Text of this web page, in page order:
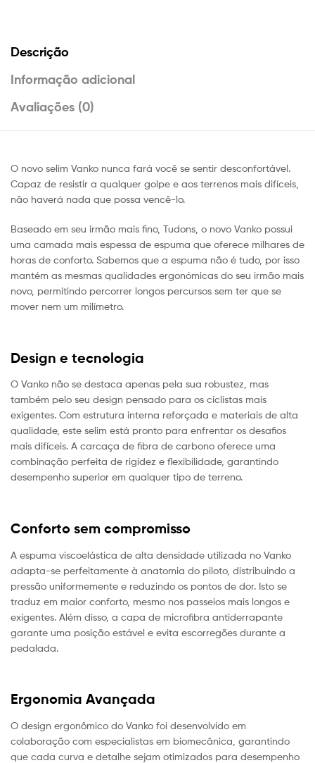
k
p
Descrição
Informação adicional
Avaliações (0)
O novo selim Vanko nunca fará você se sentir desconfortável.
Capaz de resistir a qualquer golpe e aos terrenos mais difíceis,
não haverá nada que possa vencê-lo.
Baseado em seu irmão mais fino, Tudons, o novo Vanko possui
uma camada mais espessa de espuma que oferece milhares de
horas de conforto. Sabemos que a espuma não é tudo, por isso
mantém as mesmas qualidades ergonómicas do seu irmão mais
novo, permitindo percorrer longos percursos sem ter que se
mover nem um milímetro.
Design e tecnologia
O Vanko não se destaca apenas pela sua robustez, mas
também pelo seu design pensado para os ciclistas mais
exigentes. Com estrutura interna reforçada e materiais de alta
qualidade, este selim está pronto para enfrentar os desafios
mais difíceis. A carcaça de fibra de carbono oferece uma
combinação perfeita de rigidez e flexibilidade, garantindo
desempenho superior em qualquer tipo de terreno.
Conforto sem compromisso
A espuma viscoelástica de alta densidade utilizada no Vanko
adapta-se perfeitamente à anatomia do piloto, distribuindo a
pressão uniformemente e reduzindo os pontos de dor. Isto se
traduz em maior conforto, mesmo nos passeios mais longos e
exigentes. Além disso, a capa de microfibra antiderrapante
garante uma posição estável e evita escorregões durante a
pedalada.
Ergonomia Avançada
O design ergonômico do Vanko foi desenvolvido em
colaboração com especialistas em biomecânica, garantindo
que cada curva e detalhe sejam otimizados para desempenho